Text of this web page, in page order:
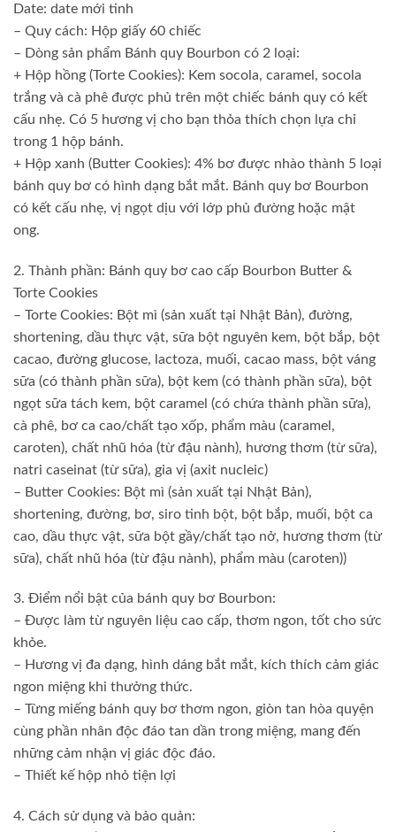
Date: date mới tinh
– Quy cách: Hộp giấy 60 chiếc
– Dòng sản phẩm Bánh quy Bourbon có 2 loại:
+ Hộp hồng (Torte Cookies): Kem socola, caramel, socola
trắng và cà phê được phủ trên một chiếc bánh quy có kết
cấu nhẹ. Có 5 hương vị cho bạn thỏa thích chọn lựa chỉ
trong 1 hộp bánh.
+ Hộp xanh (Butter Cookies): 4% bơ được nhào thành 5 loại
bánh quy bơ có hình dạng bắt mắt. Bánh quy bơ Bourbon
có kết cấu nhẹ, vị ngọt dịu với lớp phủ đường hoặc mật
ong.
2. Thành phần: Bánh quy bơ cao cấp Bourbon Butter &
Torte Cookies
– Torte Cookies: Bột mì (sản xuất tại Nhật Bản), đường,
shortening, dầu thực vật, sữa bột nguyên kem, bột bắp, bột
cacao, đường glucose, lactoza, muối, cacao mass, bột váng
sữa (có thành phần sữa), bột kem (có thành phần sữa), bột
ngọt sữa tách kem, bột caramel (có chứa thành phần sữa),
cà phê, bơ ca cao/chất tạo xốp, phẩm màu (caramel,
caroten), chất nhũ hóa (từ đậu nành), hương thơm (từ sữa),
natri caseinat (từ sữa), gia vị (axit nucleic)
– Butter Cookies: Bột mì (sản xuất tại Nhật Bản),
shortening, đường, bơ, siro tinh bột, bột bắp, muối, bột ca
cao, dầu thực vật, sữa bột gầy/chất tạo nở, hương thơm (từ
sữa), chất nhũ hóa (từ đậu nành), phẩm màu (caroten))
3. Điểm nổi bật của bánh quy bơ Bourbon:
– Được làm từ nguyên liệu cao cấp, thơm ngon, tốt cho sức
khỏe.
– Hương vị đa dạng, hình dáng bắt mắt, kích thích cảm giác
ngon miệng khi thưởng thức.
– Từng miếng bánh quy bơ thơm ngon, giòn tan hòa quyện
cùng phần nhân độc đáo tan dần trong miệng, mang đến
những cảm nhận vị giác độc đáo.
– Thiết kế hộp nhỏ tiện lợi
4. Cách sử dụng và bảo quản: